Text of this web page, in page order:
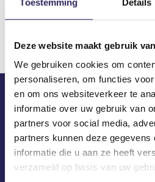
Deze website maakt gebruik
We gebruiken cookies om
personaliseren, om functies
en om ons websiteverkeer te
informatie over uw gebruik van
partners voor social media,
partners kunnen deze
informatie die u aan ze heeft
verzameld op basis van uw
Download
ECA in je